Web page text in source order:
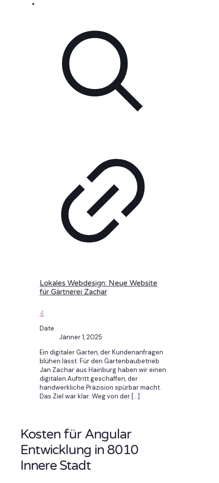
Lokales Webdesign: Neue Website
für Gärtnerei Zachar
4
Date
Jänner 1, 2025
Ein digitaler Garten, der Kundenanfragen
blühen lässt. Für den Gartenbaubetrieb
Jan Zachar aus Hainburg haben wir einen
digitalen Auftritt geschaffen, der
handwerkliche Präzision spürbar macht.
Das Ziel war klar: Weg von der […]
Kosten für Angular
Entwicklung in 8010
Innere Stadt